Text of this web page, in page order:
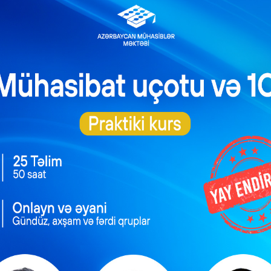
balansında 1,7 milyard dollar profisit qeydə alınıb
və daimi
Məşğulluq Strategiyası
2026–2030: Əmək
bazarında yeni hədəflər